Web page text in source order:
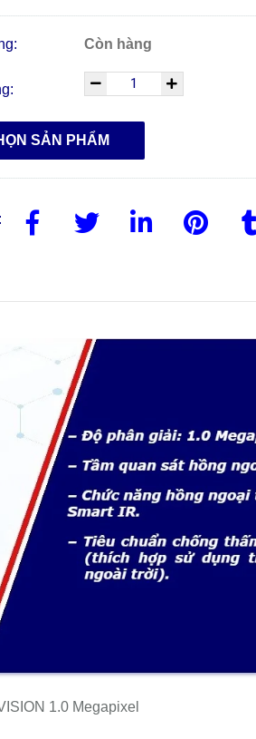
Còn hàng
SẢN PHẨM
1.0 Megapixel